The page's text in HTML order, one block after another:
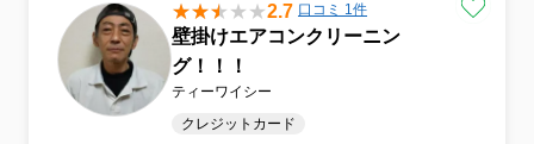
2.7 口コミ 1件
壁掛けエアコンクリーニン
グ！！！
ティーワイシー
クレジットカード